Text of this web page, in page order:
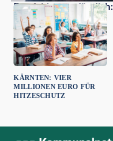
Empfehlungen für dich:
KÄRNTEN: VIER
MILLIONEN EURO FÜR
HITZESCHUTZ